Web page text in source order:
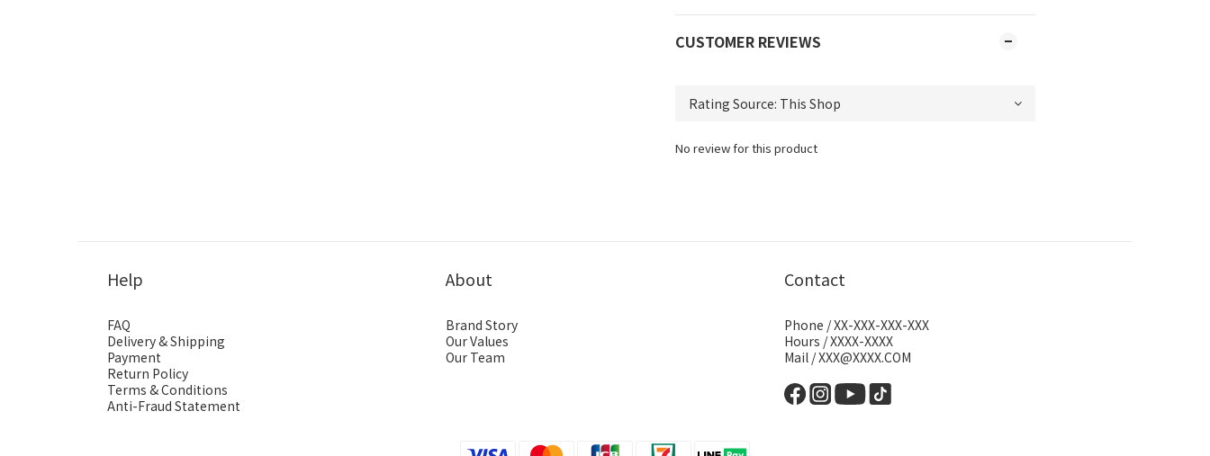
CUSTOMER REVIEWS
No review for this product
Help
FAQ
Delivery & Shipping
Payment
Return Policy
Terms & Conditions
Anti-Fraud Statement
About
Brand Story
Our Values
Our Team
Contact
Phone / XX-XXX-XXX-XXX
Hours / XXXX-XXXX
Mail / XXX@XXXX.COM